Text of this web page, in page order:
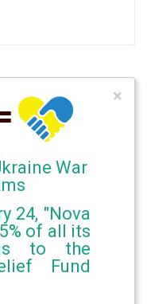
War
24, "Nova
of all its
to the
Fund
×